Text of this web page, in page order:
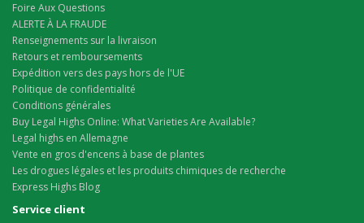
Foire Aux Questions
ALERTE À LA FRAUDE
Renseignements sur la livraison
Retours et remboursements
Expédition vers des pays hors de l'UE
Politique de confidentialité
Conditions générales
Buy Legal Highs Online: What Varieties Are Available?
Legal highs en Allemagne
Vente en gros d'encens à base de plantes
Les drogues légales et les produits chimiques de recherche
Express Highs Blog
Service client